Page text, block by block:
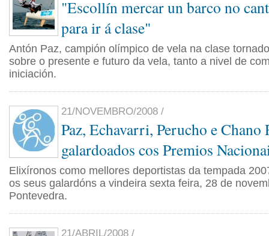
"Escollín mercar un barco no
para ir á clase"
Antón Paz, campión olímpico de vela na clase
sobre o presente e futuro da vela, tanto a nivel de
iniciación.
21/NOVEMBRO/2008 /
Paz, Echavarri, Perucho e Chano
galardoados cos Premios
Elixíronos como mellores deportistas da tempada
os seus galardóns a vindeira sexta feira, 28 de
Pontevedra.
21/ABRIL/2008 /